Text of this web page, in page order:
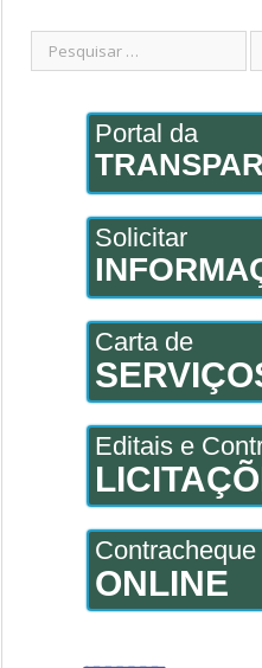
Portal da
Solicitar
Carta de
Editais e
Contracheque
ONLINE